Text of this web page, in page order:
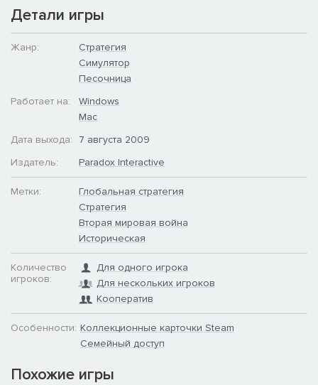
Детали игры
Жанр:
Стратегия
Симулятор
Песочница
Работает на:
Windows
Mac
Дата выхода:
7 августа 2009
Издатель:
Paradox Interactive
Метки:
Глобальная стратегия
Стратегия
Вторая мировая война
Историческая
Количество
игроков:
Для одного игрока
Для нескольких игроков
Кооператив
Особенности: Коллекционные карточки Steam
Семейный доступ
Похожие игры